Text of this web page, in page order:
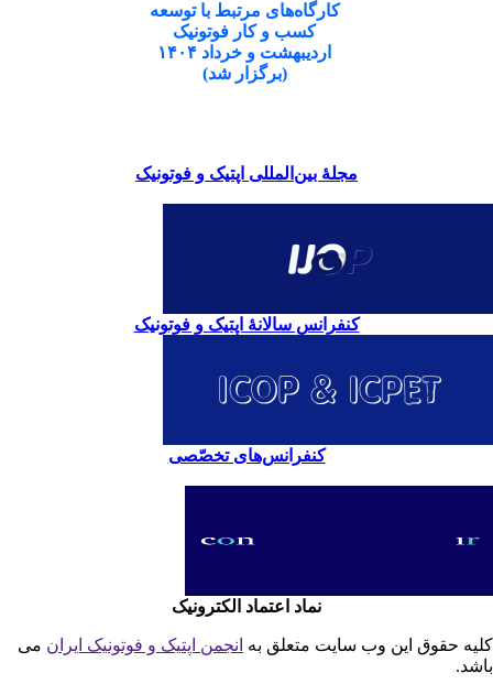
کارگاه‌های مرتبط با توسعه
کسب و کار فوتونیک
اردیبهشت و خرداد ۱۴۰۴
(برگزار شد)
مجلۀ بین‌المللی اپتیک و فوتونیک
کنفرانس سالانۀ اپتیک و فوتونیک
کنفرانس‌های تخصّصی
نماد اعتماد الکترونیک
حقوق این وب سایت متعلق بهانجمن اپتیک و فوتونیک ایران می